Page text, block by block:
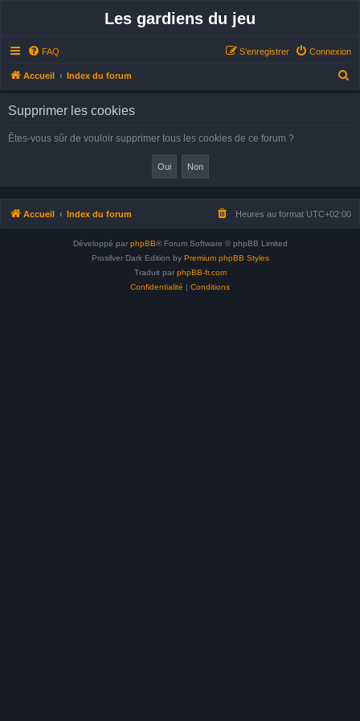
Les gardiens du jeu
FAQ Connexion
S’enregistrer
Accueil Index du forum
e
Supprimer les cookies
Êtes-vous sûr de vouloir supprimer tous les cookies de ce forum ?
Accueil Index du forum Heures au format UTC+02:00
Développé par phpBB® Forum Software © phpBB Limited
Prosilver Dark Edition by Premium phpBB Styles
Traduit par phpBB-fr.com
Confidentialité | Conditions